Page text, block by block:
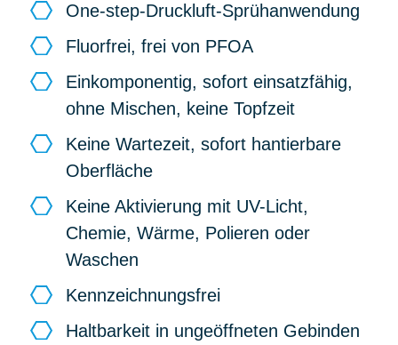
One-step-Druckluft-Sprühanwendung
Fluorfrei, frei von PFOA
Einkomponentig, sofort einsatzfähig,
ohne Mischen, keine Topfzeit
Keine Wartezeit, sofort hantierbare
Oberfläche
Keine Aktivierung mit UV-Licht,
Chemie, Wärme, Polieren oder
Waschen
Kennzeichnungsfrei
Haltbarkeit in ungeöffneten Gebinden